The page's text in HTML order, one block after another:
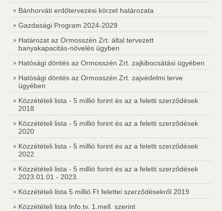
Bánhorváti erdőtervezési körzet határozata
Gazdasági Program 2024-2029
Határozat az Ormosszén Zrt. által tervezett
banyakapacitás-növelés ügyben
Hatósági döntés az Ormosszén Zrt. zajkibocsátási ügyében
Hatósági döntés az Ormosszén Zrt. zajvédelmi terve
ügyében
Közzétételi lista - 5 millió forint és az a feletti szerződések
2018
Közzétételi lista - 5 millió forint és az a feletti szerződések
2020
Közzétételi lista - 5 millió forint és az a feletti szerződések
2022
Közzétételi lista - 5 millió forint és az a feletti szerződések
2023.01.01 - 2023.
Közzétételi lista 5 millió Ft felettei szerződésekről 2019
Közzétételi lista Info.tv. 1.mell. szerint